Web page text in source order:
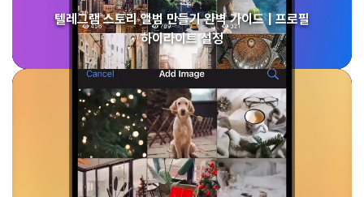
텔레그램 스토리 앨범 만들기 완벽 가이드 | 프로필
하이라이트 설정